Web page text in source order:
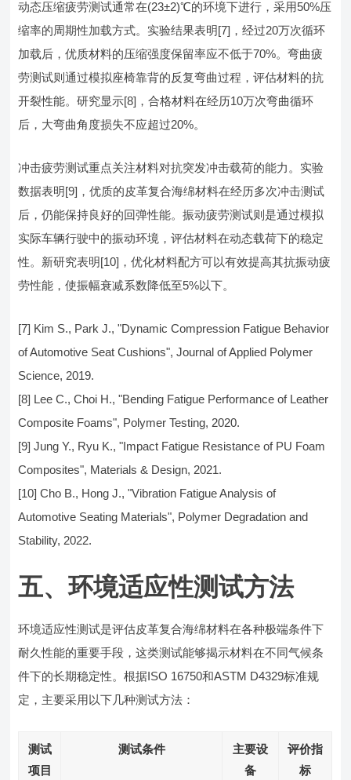
动态压缩疲劳测试通常在(23±2)℃的环境下进行，采用50%压
缩率的周期性加载方式。实验结果表明[7]，经过20万次循环
加载后，优质材料的压缩强度保留率应不低于70%。弯曲疲
劳测试则通过模拟座椅靠背的反复弯曲过程，评估材料的抗
开裂性能。研究显示[8]，合格材料在经历10万次弯曲循环
后，大弯曲角度损失不应超过20%。
冲击疲劳测试重点关注材料对抗突发冲击载荷的能力。实验
数据表明[9]，优质的皮革复合海绵材料在经历多次冲击测试
后，仍能保持良好的回弹性能。振动疲劳测试则是通过模拟
实际车辆行驶中的振动环境，评估材料在动态载荷下的稳定
性。新研究表明[10]，优化材料配方可以有效提高其抗振动疲
劳性能，使振幅衰减系数降低至5%以下。
[7] Kim S., Park J., "Dynamic Compression Fatigue Behavior
of Automotive Seat Cushions", Journal of Applied Polymer
Science, 2019.
[8] Lee C., Choi H., "Bending Fatigue Performance of Leather
Composite Foams", Polymer Testing, 2020.
[9] Jung Y., Ryu K., "Impact Fatigue Resistance of PU Foam
Composites", Materials & Design, 2021.
[10] Cho B., Hong J., "Vibration Fatigue Analysis of
Automotive Seating Materials", Polymer Degradation and
Stability, 2022.
五、环境适应性测试方法
环境适应性测试是评估皮革复合海绵材料在各种极端条件下
耐久性能的重要手段，这类测试能够揭示材料在不同气候条
件下的长期稳定性。根据ISO 16750和ASTM D4329标准规
定，主要采用以下几种测试方法：
测试
项目
测试条件
主要设
备
评价指
标